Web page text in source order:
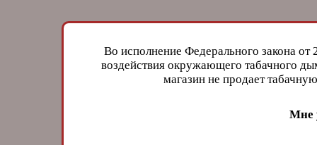
Во исполнение Федерального закона
воздействия окружающего табачного
магазин не продает
Мне